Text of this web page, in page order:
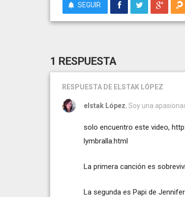
SEGUIR
1 RESPUESTA
RESPUESTA DE ELSTAK LÓPEZ
elstak López, Soy una
solo encuentro este video,
lymbralla.html
La primera canción es
La segunda es Papi de